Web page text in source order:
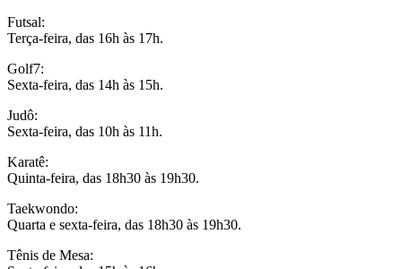
Futsal:
Terça-feira, das 16h às 17h.
Golf7:
Sexta-feira, das 14h às 15h.
Judô:
Sexta-feira, das 10h às 11h.
Karatê:
Quinta-feira, das 18h30 às 19h30.
Taekwondo:
Quarta e sexta-feira, das 18h30 às 19h30.
Tênis de Mesa: